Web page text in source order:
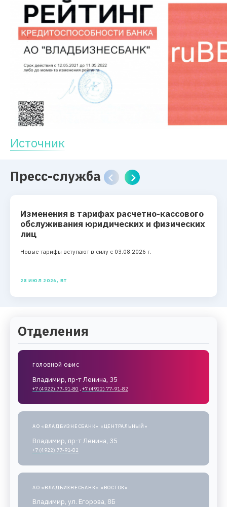
Источник
Пресс-служба
Изменения в тарифах расчетно-кассового
обслуживания юридических и физических
лиц
Новые тарифы вступают в силу с 03.08.2026 г.
28 ИЮЛ 2026, ВТ
Отделения
ГОЛОВНОЙ ОФИС
Владимир, пр-т Ленина, 35
+7 (4922) 77-91-80 , +7 (4922) 77-91-82
АО «ВЛАДБИЗНЕСБАНК» «ЦЕНТРАЛЬНЫЙ»
Владимир, пр-т Ленина, 35
+7 (4922) 77-91-82
АО «ВЛАДБИЗНЕСБАНК» «ВОСТОК»
Владимир, ул. Егорова, 8Б